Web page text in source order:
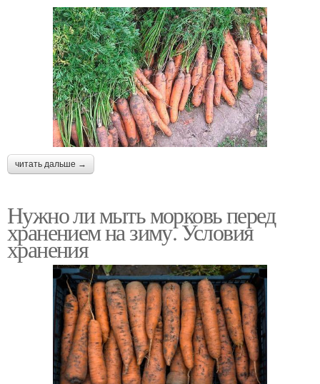
читать дальше →
Нужно ли мыть морковь перед
хранением на зиму. Условия
хранения